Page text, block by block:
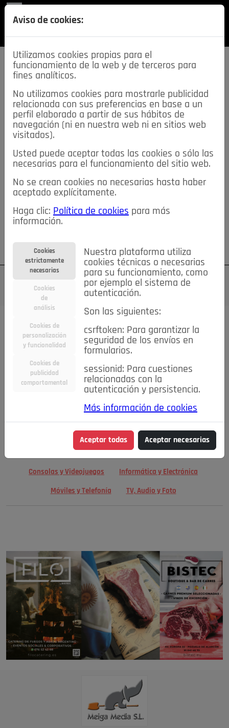
SECCIONES
descarga esta
REVISTA
≡NOTICIAS
NOTICIAS SERVICIOS DE INTERÉS
TABLÓN DE ANUNCIOS MIS ANUNCIOS CONTACTO
NOSOTROS
Su cuenta Regístrese ¿Olvidó su contraseña?
TODAS Deporte Bicicletas Deportes y Ocio
Electrodomésticos
Niños y Bebés Inmobiliaria Construcción y Reformas
Moda Accesorios Ropa Motor
Motor y Accesorios Motos Ocio
Cine, Libros y Música Coleccionismo Otros
Consolas y Videojuegos Informática y Electrónica
Móviles y Telefonía TV, Audio y Foto
Aviso de cookies:
Utilizamos cookies propias para el
funcionamiento de la web y de terceros para
fines analíticos.
No utilizamos cookies para mostrarle publicidad
relacionada con sus preferencias en base a un
perfil elaborado a partir de sus hábitos de
navegación (ni en nuestra web ni en sitios web
visitados).
Usted puede aceptar todas las cookies o sólo las
necesarias para el funcionamiento del sitio web.
No se crean cookies no necesarias hasta haber
aceptado explícitamente.
Haga clic: Política de cookies para más
información.
Cookies
estrictamente
necesarias
Cookies
de
análisis
Cookies de
personalización
y funcionalidad
Cookies de
publicidad
comportamental
Nuestra plataforma utiliza
cookies técnicas o necesarias
para su funcionamiento, como
por ejemplo el sistema de
autenticación.
Son las siguientes:
csrftoken: Para garantizar la
seguridad de los envíos en
formularios.
sessionid: Para cuestiones
relacionadas con la
autenticación y persistencia.
Más información de cookies
Aceptar todas Aceptar necesarias